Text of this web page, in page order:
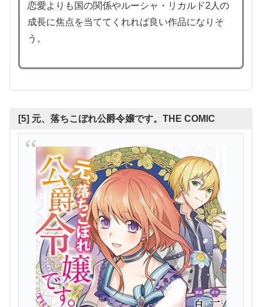
恋愛よりも国の関係やルーシャ・リカルド2人の
成長に焦点を当ててくれれば良い作品になりそ
う。
[5] 元、落ちこぼれ公爵令嬢です。THE COMIC